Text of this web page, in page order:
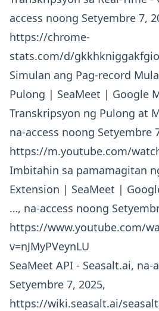
access noong Setyembre 7,
https://chrome-
stats.com/d/
Simulan ang Pag-record
Pulong | SeaMeet | Google
Transkripsyon ng Pulong at
na-access noong Setyembre
https://m.youtube.com/
Imbitahin sa pamamagitan
Extension | SeaMeet |
…, na-access noong
https://www.youtube.com/
v=nJMyPVeynLU
SeaMeet API - Seasalt.ai, na-
Setyembre 7, 2025,
https://wiki.seasalt.ai/